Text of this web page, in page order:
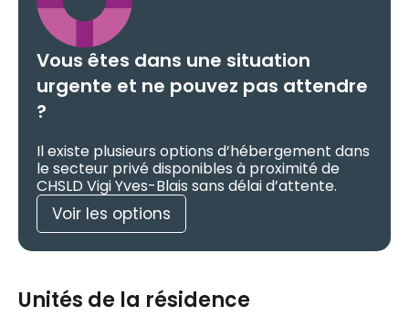
Vous êtes dans une situation
urgente et ne pouvez pas attendre
?
Il existe plusieurs options d’hébergement dans
le secteur privé disponibles à proximité de
CHSLD Vigi Yves-Blais sans délai d’attente.
Voir les options
Unités de la résidence